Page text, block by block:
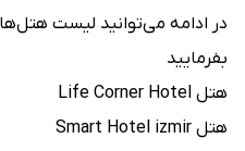
در ادامه می‌توانید لیست
بفرمایید
هتل Life Corner Hotel
هتل Smart Hotel izmir